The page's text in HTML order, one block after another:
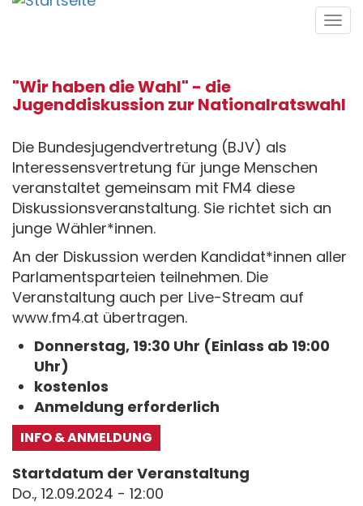
Direkt
"Wir haben die Wahl" - die
Jugenddiskussion zur Nationalratswahl
Die Bundesjugendvertretung (BJV) als
Interessensvertretung für junge Menschen
veranstaltet gemeinsam mit FM4 diese
Diskussionsveranstaltung. Sie richtet sich an
junge Wähler*innen.
An der Diskussion werden Kandidat*innen aller
Parlamentsparteien teilnehmen. Die
Veranstaltung auch per Live-Stream auf
www.fm4.at übertragen.
Donnerstag, 19:30 Uhr (Einlass ab 19:00
Uhr)
kostenlos
Anmeldung erforderlich
INFO & ANMELDUNG
Startdatum der Veranstaltung
Do., 12.09.2024 - 12:00